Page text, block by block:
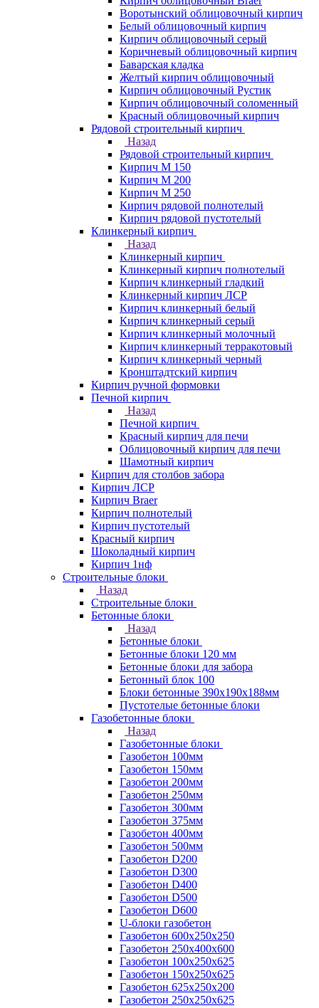
Воротынский облицовочный кирпич
Белый облицовочный кирпич
Кирпич облицовочный серый
Коричневый облицовочный кирпич
Баварская кладка
Желтый кирпич облицовочный
Кирпич облицовочный Рустик
Кирпич облицовочный соломенный
Красный облицовочный кирпич
Рядовой строительный кирпич
Назад
Рядовой строительный кирпич
Кирпич М 150
Кирпич М 200
Кирпич М 250
Кирпич рядовой полнотелый
Кирпич рядовой пустотелый
Клинкерный кирпич
Назад
Клинкерный кирпич
Клинкерный кирпич полнотелый
Кирпич клинкерный гладкий
Клинкерный кирпич ЛСР
Кирпич клинкерный белый
Кирпич клинкерный серый
Кирпич клинкерный молочный
Кирпич клинкерный терракотовый
Кирпич клинкерный черный
Кронштадтский кирпич
Кирпич ручной формовки
Печной кирпич
Назад
Печной кирпич
Красный кирпич для печи
Облицовочный кирпич для печи
Шамотный кирпич
Кирпич для столбов забора
Кирпич ЛСР
Кирпич Braer
Кирпич полнотелый
Кирпич пустотелый
Красный кирпич
Шоколадный кирпич
Кирпич 1нф
Строительные блоки
Назад
Строительные блоки
Бетонные блоки
Назад
Бетонные блоки
Бетонные блоки 120 мм
Бетонные блоки для забора
Бетонный блок 100
Блоки бетонные 390х190х188мм
Пустотелые бетонные блоки
Газобетонные блоки
Назад
Газобетонные блоки
Газобетон 100мм
Газобетон 150мм
Газобетон 200мм
Газобетон 250мм
Газобетон 300мм
Газобетон 375мм
Газобетон 400мм
Газобетон 500мм
Газобетон D200
Газобетон D300
Газобетон D400
Газобетон D500
Газобетон D600
U-блоки газобетон
Газобетон 600x250x250
Газобетон 250x400x600
Газобетон 100х250х625
Газобетон 150х250х625
Газобетон 625х250х200
Газобетон 250х250х625